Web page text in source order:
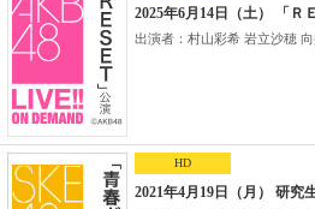
2025年6月14日（土） 「Ｒ
出演者：村山彩希 岩立沙穂 向
HD
2021年4月19日（月） 研究